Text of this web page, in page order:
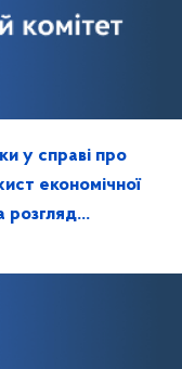
у справі про
економічної
розгляд